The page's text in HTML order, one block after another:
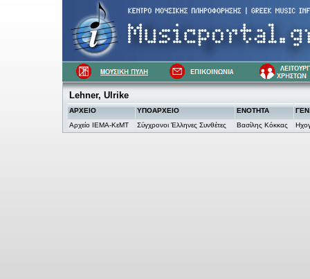
Lehner, Ulrike
ΑΡΧΕΙΟ ΥΠΟΑΡΧΕΙΟ ΕΝΟΤΗΤΑ
Αρχείο ΙΕΜΑ-ΚεΜΤ
Σύγχρονοι Έλληνες Συνθέτες Βασίλης Κόκκας